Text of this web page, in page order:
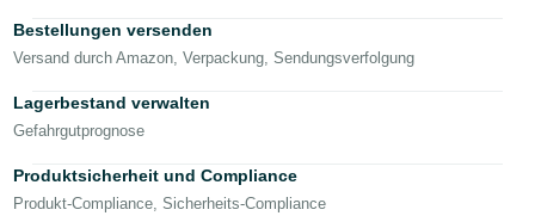
Deutsch
어
KR
- FR
Bestellungen versenden
Versand durch Amazon, Verpackung, Sendungsverfolgung
Lagerbestand verwalten
Gefahrgutprognose
Produktsicherheit und Compliance
Produkt-Compliance, Sicherheits-Compliance